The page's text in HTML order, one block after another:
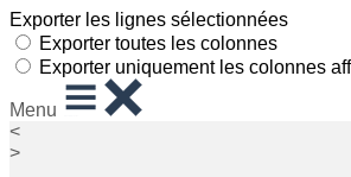
Exporter les lignes sélectionnées
Exporter toutes les colonnes
Exporter uniquement les colonnes
Menu
<
>